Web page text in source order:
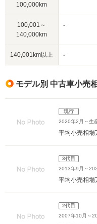
100,000km
100,001～
140,000km
-
140,001km以上 -
モデル別 中古車小売
現行
2020年2月～生
平均小売相場
3代目
2013年9月～
平均小売相場
2代目
2007年10月～